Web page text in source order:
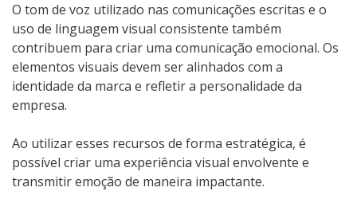
O tom de voz utilizado nas comunicações escritas e o
uso de linguagem visual consistente também
contribuem para criar uma comunicação emocional. Os
elementos visuais devem ser alinhados com a
identidade da marca e refletir a personalidade da
empresa.
Ao utilizar esses recursos de forma estratégica, é
possível criar uma experiência visual envolvente e
transmitir emoção de maneira impactante.